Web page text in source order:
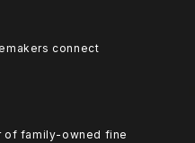
connect
of family-owned fine